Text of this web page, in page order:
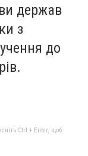
держав
з
до
Ctrl + Enter, щоб